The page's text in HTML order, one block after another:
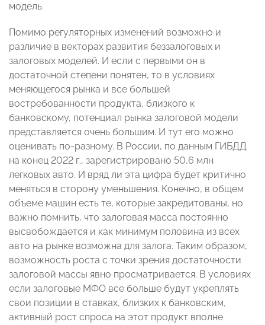
модель.
Помимо регуляторных изменений возможно и
различие в векторах развития беззалоговых и
залоговых моделей. И если с первыми он в
достаточной степени понятен, то в условиях
меняющегося рынка и все большей
востребованности продукта, близкого к
банковскому, потенциал рынка залоговой модели
представляется очень большим. И тут его можно
оценивать по-разному. В России, по данным ГИБДД
на конец 2022 г., зарегистрировано 50,6 млн
легковых авто. И вряд ли эта цифра будет критично
меняться в сторону уменьшения. Конечно, в общем
объеме машин есть те, которые закредитованы, но
важно помнить, что залоговая масса постоянно
высвобождается и как минимум половина из всех
авто на рынке возможна для залога. Таким образом,
возможность роста с точки зрения достаточности
залоговой массы явно просматривается. В условиях
если залоговые МФО все больше будут укреплять
свои позиции в ставках, близких к банковским,
активный рост спроса на этот продукт вполне